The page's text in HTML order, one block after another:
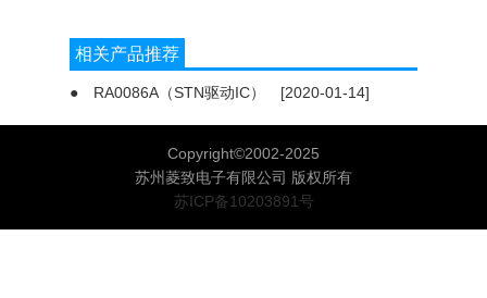
相关产品推荐
● RA0086A（STN驱动IC） [2020-01-14]
Copyright©2002-2025
苏州菱致电子有限公司 版权所有
苏ICP备10203891号